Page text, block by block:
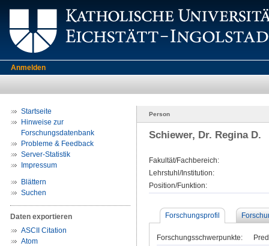
Anmelden
Startseite
Hinweise zur
Forschungsdatenbank
Probleme & Feedback
Server-Statistik
Impressum
Blättern
Suchen
Daten exportieren
ASCII Citation
Atom
Person
Schiewer, Dr. Regina D.
Fakultät/Fachbereich:
Lehrstuhl/Institution:
Position/Funktion:
Forschungsprofil
Forschungsschwerpunkte: